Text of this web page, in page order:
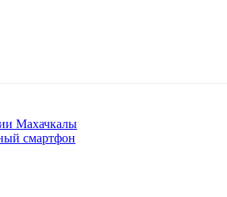
Махачкалы
смартфон